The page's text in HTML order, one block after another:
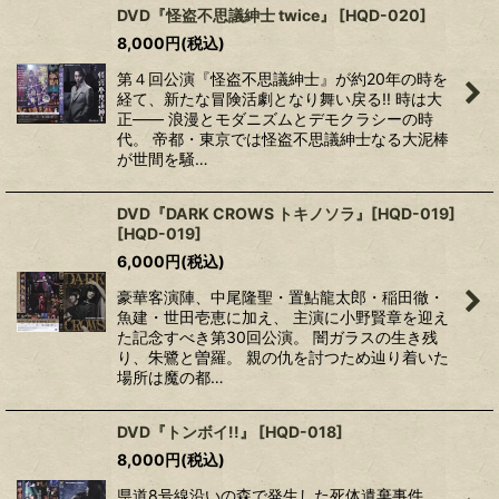
DVD『怪盗不思議紳士 twice』 [HQD-020]
8,000円(税込)
第４回公演『怪盗不思議紳士』が約20年の時を
経て、新たな冒険活劇となり舞い戻る!! 時は大
正―― 浪漫とモダニズムとデモクラシーの時
代。 帝都・東京では怪盗不思議紳士なる大泥棒
が世間を騒…
DVD『DARK CROWS トキノソラ』[HQD-019]
[HQD-019]
6,000円(税込)
豪華客演陣、中尾隆聖・置鮎龍太郎・稲田徹・
魚建・世田壱恵に加え、 主演に小野賢章を迎え
た記念すべき第30回公演。 闇ガラスの生き残
り、朱鷺と曽羅。 親の仇を討つため辿り着いた
場所は魔の都…
DVD『トンボイ!!』 [HQD-018]
8,000円(税込)